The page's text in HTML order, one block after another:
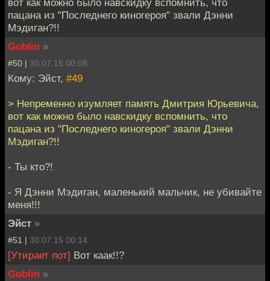
вот как можно было навскидку вспомнить, что
пацана из "Последнего киногероя" звали Дэнни
Мэдиган?!!
Goblin »
#50 | 30.07.15 00:08
Кому: Эйст, #49
> Непременно изумляет память Дмитрия Юрьевича,
вот как можно было навскидку вспомнить, что
пацана из "Последнего киногероя" звали Дэнни
Мэдиган?!!
- Ты кто?!
- Я Дэнни Мэдиган, маленький мальчик, не убивайте
меня!!!
Эйст »
#51 | 30.07.15 00:14
[Утирает пот] Вот каак!!?
Goblin »